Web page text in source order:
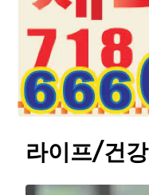
라이프/건강